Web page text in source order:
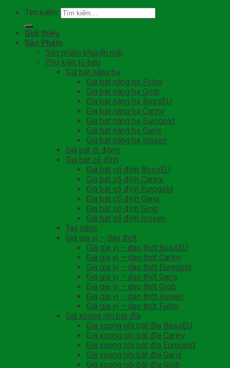
Tìm kiếm:
Giới thiệu
Sản Phẩm
Sản phẩm khuyến mãi
Phụ kiện tủ bếp
Giá bát nâng hạ
Giá bát nâng hạ Fulco
Giá bát nâng hạ Grob
Giá bát nâng hạ BossEU
Giá bát nâng hạ Cariny
Giá bát nâng hạ Eurogold
Giá bát nâng hạ Garis
Giá bát nâng hạ Inoxen
Giá bát di động
Giá bát cố định
Giá bát cố định BossEU
Giá bát cố định Cariny
Giá bát cố định Eurogold
Giá bát cố định Garis
Giá bát cố định Grob
Giá bát cố định Inoxen
Tay nâng
Giá gia vị – dao thớt
Giá gia vị – dao thớt BossEU
Giá gia vị – dao thớt Cariny
Giá gia vị – dao thớt Eurogold
Giá gia vị – dao thớt Garis
Giá gia vị – dao thớt Grob
Giá gia vị – dao thớt Inoxen
Giá gia vị – dao thớt Fulco
Giá xoong nồi bát đĩa
Giá xoong nồi bát đĩa BossEU
Giá xoong nồi bát đĩa Cariny
Giá xoong nồi bát đĩa Eurogold
Giá xoong nồi bát đĩa Garis
Giá xoong nồi bát đĩa Grob